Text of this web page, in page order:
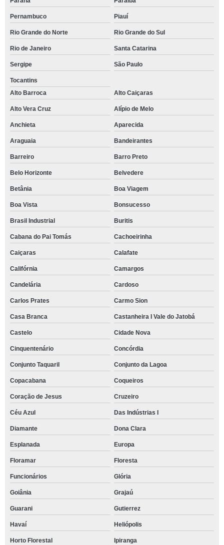
Pernambuco Piauí
Rio Grande do Norte Rio Grande do Sul
Rio de Janeiro Santa Catarina
Sergipe São Paulo
Tocantins
Alto Barroca
Alto Caiçaras
Alto Vera Cruz Alípio de Melo
Anchieta Aparecida
Araguaia Bandeirantes
Barreiro Barro Preto
Belo Horizonte Belvedere
Betânia Boa Viagem
Boa Vista Bonsucesso
Brasil Industrial Buritis
Cabana do Pai Tomás Cachoeirinha
Caiçaras Calafate
Califórnia Camargos
Candelária Cardoso
Carlos Prates Carmo Sion
Casa Branca Castanheira I Vale do Jatobá
Castelo Cidade Nova
Cinquentenário Concórdia
Conjunto Taquaril Conjunto da Lagoa
Copacabana Coqueiros
Coração de Jesus Cruzeiro
Céu Azul Das Indústrias I
Diamante Dona Clara
Esplanada Europa
Floramar Floresta
Funcionários Glória
Goiânia Grajaú
Guarani Gutierrez
Havaí Heliópolis
Horto Florestal Ipiranga